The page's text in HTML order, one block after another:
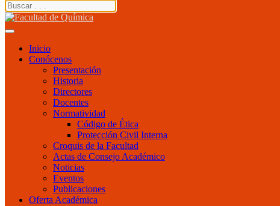
Inicio
Conócenos
Presentación
Historia
Directores
Docentes
Normatividad
Código de Ética
Protección Civil Interna
Croquis de la Facultad
Actas de Consejo Académico
Noticias
Eventos
Publicaciones
Oferta Académica